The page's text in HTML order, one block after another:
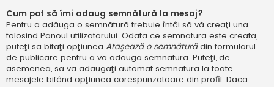
Cum pot să îmi adaug semnătură la mesaj?
Pentru a adăuga o semnătură trebuie întâi să vă creaţi una
folosind Panoul utilizatorului. Odată ce semnătura este creată,
puteţi să bifaţi opţiunea Ataşează o semnăturădin formularul
de publicare pentru a vă adăuga semnătura. Puteţi, de
asemenea, să vă adăugaţi automat semnătura la toate
mesajele bifând opţiunea corespunzătoare din profil. Dacă